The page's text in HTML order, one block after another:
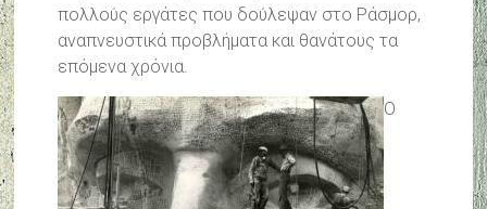
πολλούς εργάτες που δούλεψαν στο Ράσμορ,
αναπνευστικά προβλήματα και θανάτους τα
επόμενα χρόνια.
Ο